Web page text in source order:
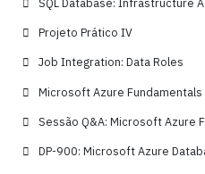
Projeto Prático IV
Job Integration: Data Roles
Microsoft Azure Fundamentals
Sessão Q&A: Microsoft Azure
DP-900: Microsoft Azure